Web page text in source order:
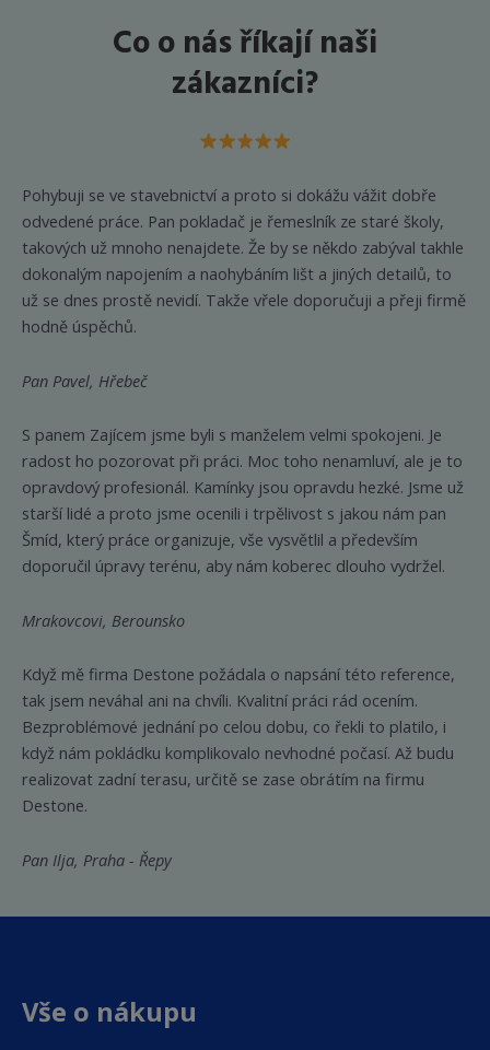
Co o nás říkají naši
zákazníci?
Pohybuji se ve stavebnictví a proto si dokážu vážit dobře
odvedené práce. Pan pokladač je řemeslník ze staré školy,
takových už mnoho nenajdete. Že by se někdo zabýval takhle
dokonalým napojením a naohybáním lišt a jiných detailů, to
už se dnes prostě nevidí. Takže vřele doporučuji a přeji firmě
hodně úspěchů.
Pan Pavel, Hřebeč
S panem Zajícem jsme byli s manželem velmi spokojeni. Je
radost ho pozorovat při práci. Moc toho nenamluví, ale je to
opravdový profesionál. Kamínky jsou opravdu hezké. Jsme už
starší lidé a proto jsme ocenili i trpělivost s jakou nám pan
Šmíd, který práce organizuje, vše vysvětlil a především
doporučil úpravy terénu, aby nám koberec dlouho vydržel.
Mrakovcovi, Berounsko
Když mě firma Destone požádala o napsání této reference,
tak jsem neváhal ani na chvíli. Kvalitní práci rád ocením.
Bezproblémové jednání po celou dobu, co řekli to platilo, i
když nám pokládku komplikovalo nevhodné počasí. Až budu
realizovat zadní terasu, určitě se zase obrátím na firmu
Destone.
Pan Ilja, Praha - Řepy
Vše o nákupu